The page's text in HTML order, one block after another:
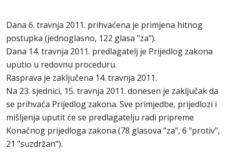
Dana 6. travnja 2011. prihvaćena je primjena hitnog
postupka (jednoglasno, 122 glasa "za").
Dana 14. travnja 2011. predlagatelj je Prijedlog zakona
uputio u redovnu proceduru.
Rasprava je zaključena 14. travnja 2011.
Na 23. sjednici, 15. travnja 2011. donesen je zaključak da
se prihvaća Prijedlog zakona. Sve primjedbe, prijedlozi i
mišljenja uputit će se predlagatelju radi pripreme
Konačnog prijedloga zakona (78 glasova "za", 6 "protiv",
21 "suzdržan").